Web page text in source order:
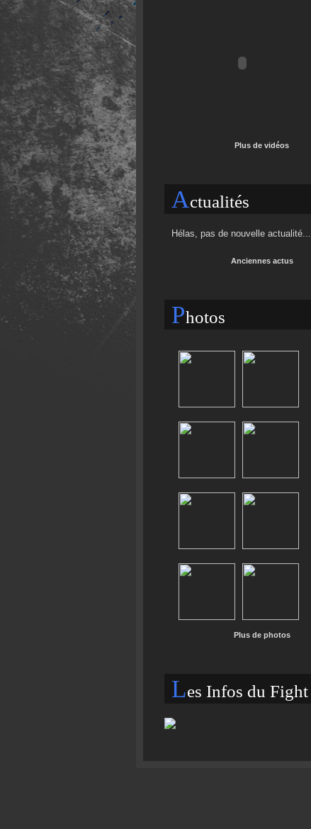
Plus de vidéos
Actualités
Hélas, pas de nouvelle actualité...
Anciennes actus
Photos
Plus de photos
Les Infos du Fight